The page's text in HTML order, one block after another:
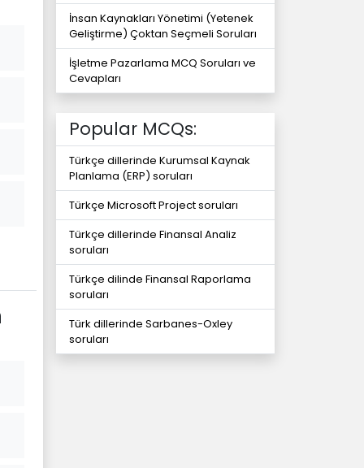
İnsan Kaynakları Yönetimi (Yetenek
Geliştirme) Çoktan Seçmeli Soruları
İşletme Pazarlama MCQ Soruları ve
Cevapları
Popular MCQs:
Türkçe dillerinde Kurumsal Kaynak
Planlama (ERP) soruları
Türkçe Microsoft Project soruları
Türkçe dillerinde Finansal Analiz
soruları
Türkçe dilinde Finansal Raporlama
soruları
Türk dillerinde Sarbanes-Oxley
soruları